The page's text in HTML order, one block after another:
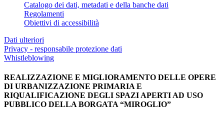
Catalogo dei dati, metadati e della banche dati
Regolamenti
Obiettivi di accessibilità
Dati ulteriori
Privacy - responsabile protezione dati
Whistleblowing
REALIZZAZIONE E MIGLIORAMENTO DELLE OPERE
DI URBANIZZAZIONE PRIMARIA E
RIQUALIFICAZIONE DEGLI SPAZI APERTI AD USO
PUBBLICO DELLA BORGATA “MIROGLIO”